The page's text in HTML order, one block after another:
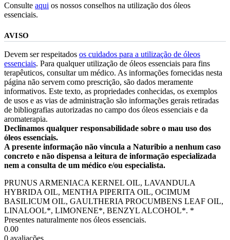
Consulte aqui os nossos conselhos na utilização dos óleos
essenciais.
AVISO
Devem ser respeitados os cuidados para a utilização de óleos
essenciais. Para qualquer utilização de óleos essenciais para fins
terapêuticos, consultar um médico. As informações fornecidas nesta
página não servem como prescrição, são dados meramente
informativos. Este texto, as propriedades conhecidas, os exemplos
de usos e as vias de administração são informações gerais retiradas
de bibliografias autorizadas no campo dos óleos essenciais e da
aromaterapia.
Declinamos qualquer responsabilidade sobre o mau uso dos
óleos essenciais.
A presente informação não vincula a Naturibio a nenhum caso
concreto e não dispensa a leitura de informação especializada
nem a consulta de um médico e/ou especialista.
PRUNUS ARMENIACA KERNEL OIL, LAVANDULA
HYBRIDA OIL, MENTHA PIPERITA OIL, OCIMUM
BASILICUM OIL, GAULTHERIA PROCUMBENS LEAF OIL,
LINALOOL*, LIMONENE*, BENZYL ALCOHOL*. *
Presentes naturalmente nos óleos essenciais.
0.00
0 avaliações